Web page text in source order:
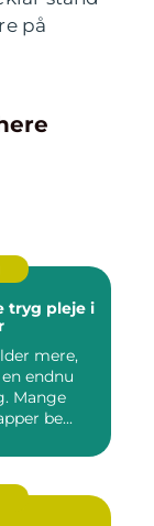
på
i
mere,
endnu
Mange
be...